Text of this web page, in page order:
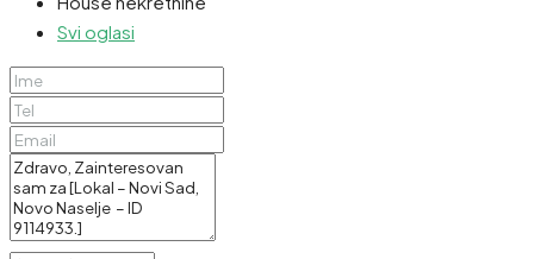
Svi oglasi